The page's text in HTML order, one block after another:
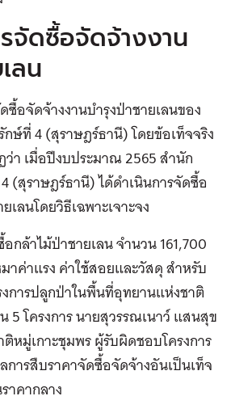
จัดซื้อจัดจ้างงาน
ลน
อจัดจ้างงานบำรุงป่าชายเลนของ
ษ์ที่ 4 (สุราษฎร์ธานี) โดยข้อเท็จจริง
ว่า เมื่อปีงบประมาณ 2565 สำนัก
(สุราษฎร์ธานี) ได้ดำเนินการจัดซื้อ
เลนโดยวิธีเฉพาะเจาะจง
กล้าไม้ป่าชายเลน จำนวน 161,700
าค่าแรง ค่าใช้สอยและวัสดุ สำหรับ
งการปลูกป่าในพื้นที่อุทยานแห่งชาติ
5 โครงการ นายสุวรรณเนาว์ แสนสุข
หมู่เกาะชุมพร ผู้รับผิดชอบโครงการ
การสืบราคาจัดซื้อจัดจ้างอันเป็นเท็จ
าคากลาง